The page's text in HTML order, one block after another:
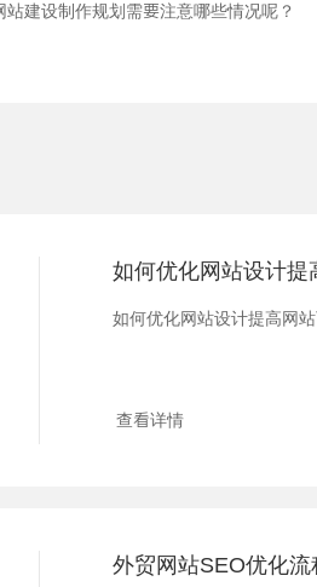
站建设制作规划需要注意哪些情况呢？
如何优化网站设计提高网站
查看详情
外贸网站SEO优化流